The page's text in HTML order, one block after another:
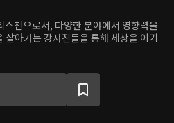
천으로서, 다양한 분야에서 영향력을
아가는 강사진들을 통해 세상을 이기